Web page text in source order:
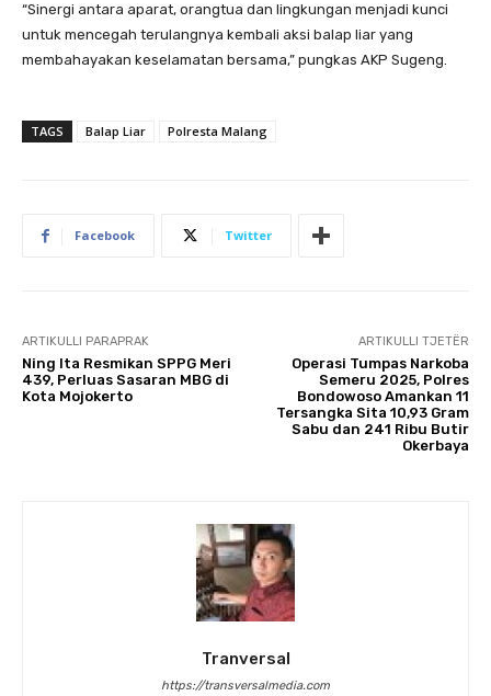
“Sinergi antara aparat, orangtua dan lingkungan menjadi kunci
untuk mencegah terulangnya kembali aksi balap liar yang
membahayakan keselamatan bersama,” pungkas AKP Sugeng.
TAGS Balap Liar Polresta Malang
Facebook Twitter
ARTIKULLI PARAPRAK
Ning Ita Resmikan SPPG Meri
439, Perluas Sasaran MBG di
Kota Mojokerto
ARTIKULLI TJETËR
Operasi Tumpas Narkoba
Semeru 2025, Polres
Bondowoso Amankan 11
Tersangka Sita 10,93 Gram
Sabu dan 241 Ribu Butir
Okerbaya
Tranversal
https://transversalmedia.com